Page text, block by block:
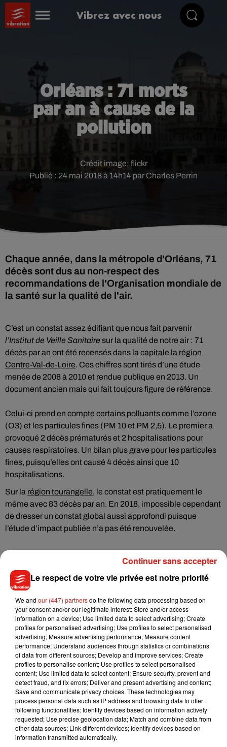
Vibrez avec nous
Orléans : 71 morts
par an à cause de la
pollution
Publié : 24 mai 2018 à 14h14 par Charles Perrin
Crédit image: flickr
Chaque année, dans la métropole d'Orléans, 71
décès sont dus au non-respect des
recommandations de l'Organisation mondiale de
la santé sur la qualité de l'air.
C’est un constat assez édifiant que nous fait parvenir
l’Institut de Veille Sanitairesur la qualité de notre air : 71
décès par an ont été recensés dans la capitale la région
Centre-Val-de-Loire. Ces chiffres sont tirés d’une étude
menée de 2008 à 2010 et rendue publique en 2013. Un
document ancien mais qui fait toujours figure de référence.
Celui-ci prend en compte certains polluants comme l’ozone
(O3) et les particules fines (PM 10 et PM 2,5). Le premier a
provoqué 2 décès prématurés et 2 hospitalisations pour
causes respiratoires. Un bilan plus grave pour les particules
fines, puisqu’elles ont causé 4 décès ainsi que 10
hospitalisations.
Sur la région tourangelle, le constat est pratiquement le
même avec 83 décès par an. En 2018, impossible cependant
de dresser un constat global aussi approfondi puisque
l’étude d’impact publiée n’a pas été renouvelée.
Musique
7 août 2026
Julien Lieb s’essaye à la vie de chatelain
dans son nouveau clip
7 août 2026
Madonna sort enfin le remix de « Love
Sensation » avec Kylie Minogue
Le respect de votre vie privée est notre priorité
We and our (447) partnersdo the following data processing based on
your consent and/or our legitimate interest: Store and/or access
information on a device; Use limited data to select advertising; Create
profiles for personalised advertising; Use profiles to select personalised
advertising; Measure advertising performance; Measure content
performance; Understand audiences through statistics or combinations
of data from different sources; Develop and improve services; Create
profiles to personalise content; Use profiles to select personalised
content; Use limited data to select content; Ensure security, prevent and
detect fraud, and fix errors; Deliver and present advertising and content;
Save and communicate privacy choices. These technologies may
process personal data such as IP address and browsing data to offer
following functionalities: Identify devices based on information actively
requested; Use precise geolocation data; Match and combine data from
other data sources; Link different devices; Identify devices based on
information transmitted automatically.
Continuer sans accepter